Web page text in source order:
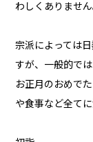
わしくありません
宗派によっては
すが、一般的で
お正月のおめで
や食事など全て